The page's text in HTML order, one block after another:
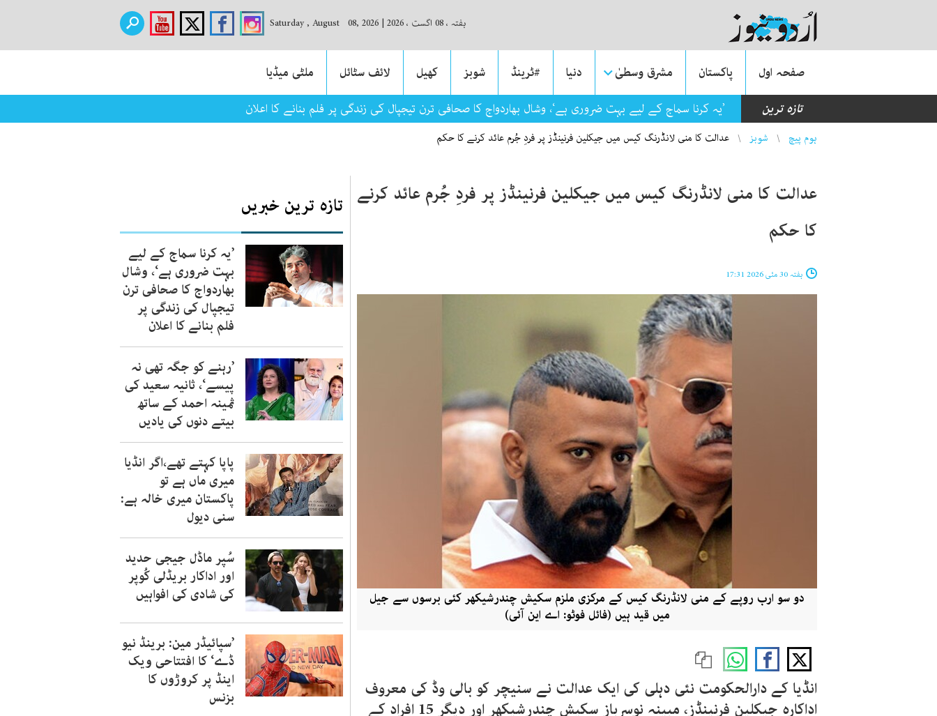
ہفتہ ، 08 اگست ، 2026 |
Saturday , August 08, 2026
صفحہ اول پاکستان مشرق وسطیٰ دنیا #ٹرینڈ شوبز کھیل لائف سٹائل
ملٹی میڈیا
تازہ ترین
’یہ کرنا سماج کے لیے بہت ضروری ہے‘، وشال بھاردواج کا صحافی ترن تیجپال کی زندگی پر فلم بنانے کا اعلان
You are here
ہوم پیچ شوبز عدالت کا منی لانڈرنگ کیس میں جیکلین فرنینڈز پر فردِ جُرم عائد کرنے کا حکم
عدالت کا منی لانڈرنگ کیس میں جیکلین فرنینڈز پر فردِ جُرم عائد کرنے
کا حکم
ہفتہ 30 مئی 2026 17:31
دو سو ارب روپے کے منی لانڈرنگ کیس کے مرکزی ملزم سکیش چندرشیکھر کئی برسوں سے جیل
میں قید ہیں (فائل فوٹو: اے این آئی)
انڈیا کے دارالحکومت نئی دہلی کی ایک عدالت نے سنیچر کو بالی وڈ کی معروف
اداکارہ جیکلین فرنینڈز، مبینہ نوسرباز سکیش چندرشیکھر اور دیگر 15 افراد کے
تازہ ترین خبریں
’یہ کرنا سماج کے لیے
بہت ضروری ہے‘، وشال
بھاردواج کا صحافی ترن
تیجپال کی زندگی پر
فلم بنانے کا اعلان
’رہنے کو جگہ تھی نہ
پیسے‘، ثانیہ سعید کی
ثمینہ احمد کے ساتھ
بیتے دنوں کی یادیں
پاپا کہتے تھے،اگر انڈیا
میری ماں ہے تو
پاکستان میری خالہ ہے:
سنی دیول
سُپر ماڈل جیجی حدید
اور اداکار بریڈلی کُوپر
کی شادی کی افواہیں
’سپائیڈر مین: برینڈ نیو
ڈے‘ کا افتتاحی ویک
اینڈ پر کروڑوں کا
بزنس